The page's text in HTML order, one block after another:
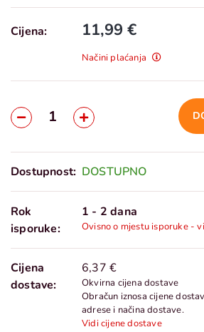
Cijena: 11,99 €
Načini plaćanja
Dostupnost: DOSTUPNO
Rok
isporuke:
1 - 2 dana
Ovisno o mjestu isporuke -
Cijena
dostave:
6,37 €
Okvirna cijena dostave
Obračun iznosa cijene
adrese i načina dostave.
Vidi cijene dostave